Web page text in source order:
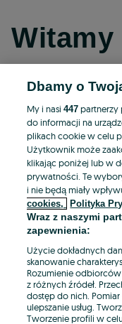
Witamy
E-mail
Dbamy o
My i nasi447 partnerzy
do informacji na
plikach cookie w celu
Użytkownik może
klikając poniżej lub w
prywatności. Te
i nie będą miały
cookies,
Polityka
Wraz z naszymi
zapewnienia:
Użycie dokładnych
skanowanie
Rozumienie
z różnych źródeł.
dostęp do nich.
ulepszanie usług.
Tworzenie profili w